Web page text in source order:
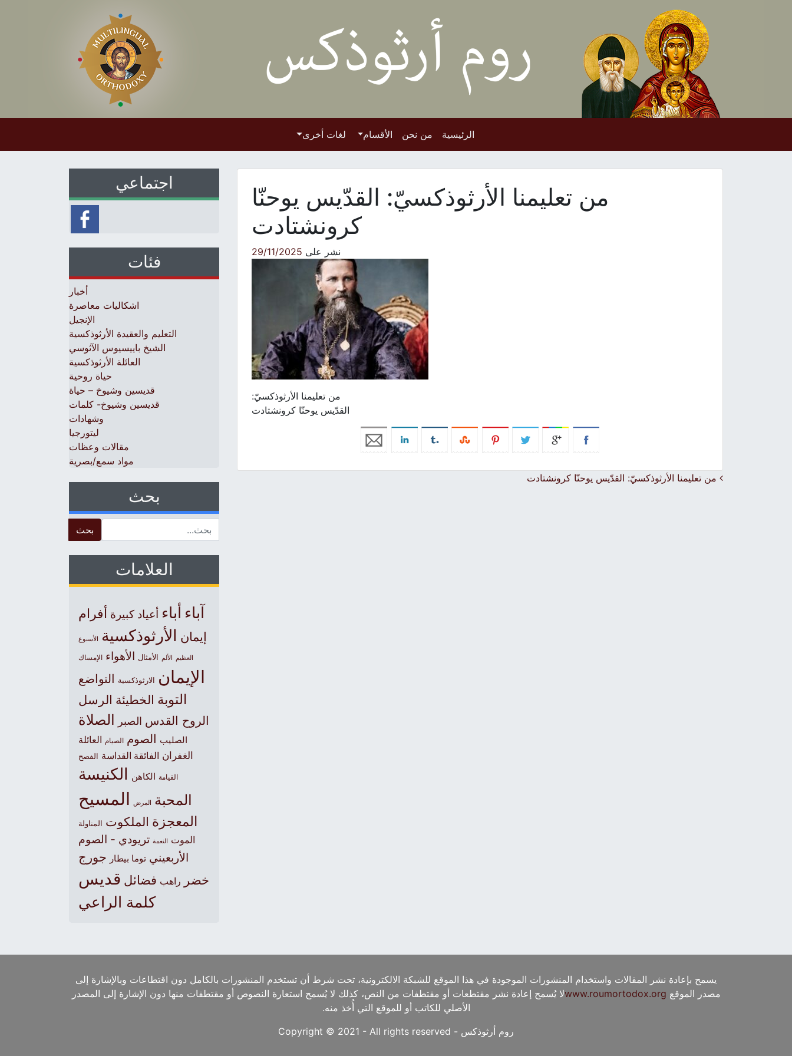
الرئيسية من نحن الأقسام لغات أخرى
من تعليمنا الأرثوذكسيّ: القدّيس يوحنّا
كرونشتادت
نشر على 29/11/2025
من تعليمنا الأرثوذكسيّ:
القدّيس يوحنّا كرونشتادت
Post navigation
من تعليمنا الأرثوذكسيّ: القدّيس يوحنّا كرونشتادت
اجتماعي
فئات
أخبار
اشكاليات معاصرة
الإنجيل
التعليم والعقيدة الأرثوذكسية
الشيخ باييسيوس الآثوسي
العائلة الأرثوذكسية
حياة روحية
قديسين وشيوخ – حياة
قديسين وشيوخ- كلمات
وشهادات
ليتورجيا
مقالات وعظات
مواد سمع/بصرية
بحث
العلامات
آباء أباء أعياد كبيرة أفرام
إيمان الأرثوذكسية الأسبوع
العظيم الألم الأمثال الأهواء الإمساك
الإيمان الارثوذكسية التواضع
التوبة الخطيئة الرسل
الروح القدس الصبر الصلاة
الصليب الصوم الصيام العائلة
الغفران الفائقة القداسة الفصح
القيامة الكاهن الكنيسة
المحبة المرض المسيح
المعجزة الملكوت المناولة
الموت النعمة تريودي - الصوم
الأربعيني توما بيطار جورج
خضر راهب فضائل قديس
كلمة الراعي
يسمح بإعادة نشر المقالات واستخدام المنشورات الموجودة في هذا الموقع للشبكة الالكترونية، تحت شرط أن تستخدم المنشورات بالكامل دون اقتطاعات وبالإشارة إلى
مصدر الموقع www.roumortodox.orgلا يُسمح إعادة نشر مقتطعات أو مقتطفات من النص، كذلك لا يُسمح استعارة النصوص أو مقتطفات منها دون الإشارة إلى المصدر
الأصلي للكاتب أو للموقع التي أُخذ منه.
روم أرثوذكس - Copyright © 2021 - All rights reserved